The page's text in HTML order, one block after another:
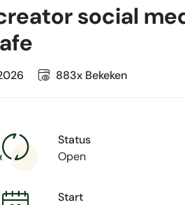
social
883x Bekeken
Status
Open
Start